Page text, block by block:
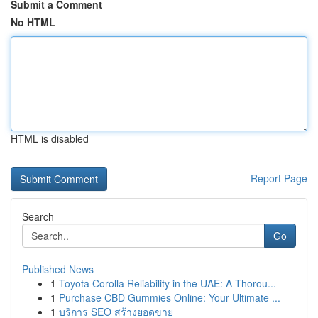
Submit a Comment
No HTML
HTML is disabled
Report Page
Search
Go
Published News
1 Toyota Corolla Reliability in the UAE: A Thorou...
1 Purchase CBD Gummies Online: Your Ultimate ...
1 บริการ SEO สร้างยอดขาย